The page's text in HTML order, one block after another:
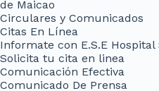
de Maicao
Circulares y Comunicados
Citas En Línea
Informate con E.S.E Hospital
Solicita tu cita en linea
Comunicación Efectiva
Comunicado De Prensa